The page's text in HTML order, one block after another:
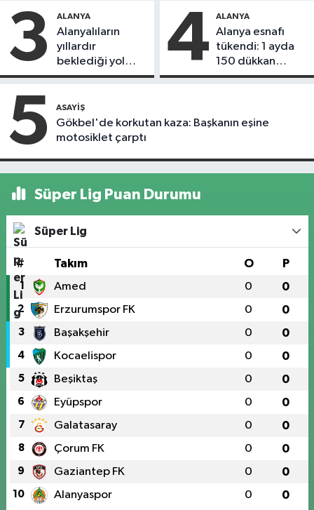
3 ALANYA
Alanyalıların
yıllardır
beklediği yol
askıdan döndü
4 ALANYA
Alanya esnafı
tükendi: 1 ayda
150 dükkan
kapandı
5 ASAYIŞ
Gökbel'de korkutan kaza: Başkanın eşine
motosiklet çarptı
Süper Lig Puan Durumu
Süper Lig
# Takım O P
1 Amed 0 0
2 Erzurumspor FK 0 0
3 Başakşehir 0 0
4 Kocaelispor 0 0
5 Beşiktaş 0 0
6 Eyüpspor 0 0
7 Galatasaray 0 0
8 Çorum FK 0 0
9 Gaziantep FK 0 0
10 Alanyaspor 0 0